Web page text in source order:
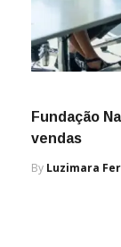
Fundação
vendas
By Luzimara